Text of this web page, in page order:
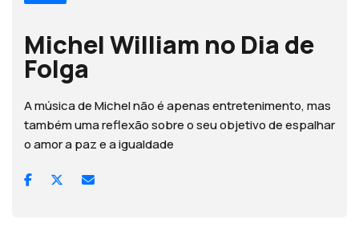
Michel William no Dia de
Folga
A música de Michel não é apenas entretenimento, mas
também uma reflexão sobre o seu objetivo de espalhar
o amor a paz e a igualdade